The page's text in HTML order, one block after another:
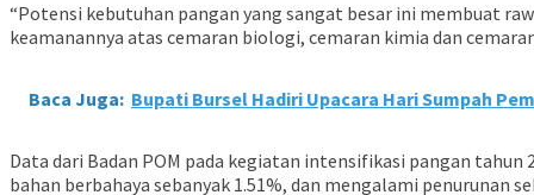
“Potensi kebutuhan pangan yang sangat besar ini membuat
keamanannya atas cemaran biologi, cemaran kimia dan
Baca Juga: Bupati Bursel Hadiri Upacara Hari Sumpah
Data dari Badan POM pada kegiatan intensifikasi pangan
bahan berbahaya sebanyak 1.51%, dan mengalami penurunan